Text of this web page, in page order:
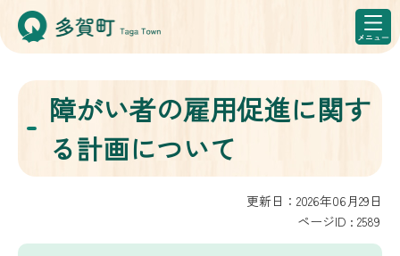
障がい者の雇用促進に関す
る計画について
更新日：2026年06月29日
ページID : 2589